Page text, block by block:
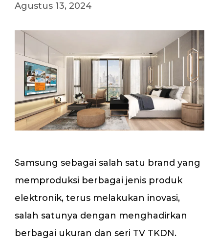
Agustus 13, 2024
Samsung sebagai salah satu brand yang
memproduksi berbagai jenis produk
elektronik, terus melakukan inovasi,
salah satunya dengan menghadirkan
berbagai ukuran dan seri TV TKDN.